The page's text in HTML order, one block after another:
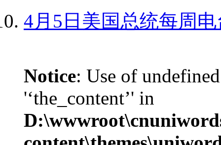
4月5日美国总统每周
Notice: Use of
'‘the_content’' in